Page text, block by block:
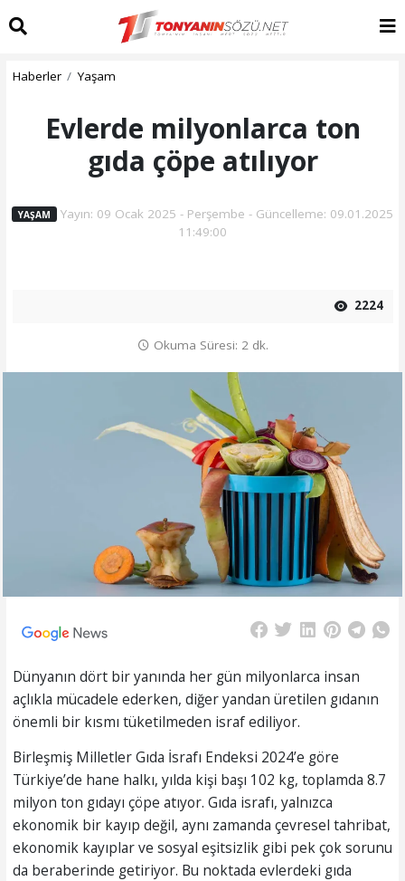
Haberler Yaşam
Evlerde milyonlarca ton
gıda çöpe atılıyor
YAŞAM Yayın: 09 Ocak 2025 - Perşembe - Güncelleme: 09.01.2025
11:49:00
2224
Okuma Süresi: 2 dk.
Dünyanın dört bir yanında her gün milyonlarca insan
açlıkla mücadele ederken, diğer yandan üretilen gıdanın
önemli bir kısmı tüketilmeden israf ediliyor.
Birleşmiş Milletler Gıda İsrafı Endeksi 2024’e göre
Türkiye’de hane halkı, yılda kişi başı 102 kg, toplamda 8.7
milyon ton gıdayı çöpe atıyor. Gıda israfı, yalnızca
ekonomik bir kayıp değil, aynı zamanda çevresel tahribat,
ekonomik kayıplar ve sosyal eşitsizlik gibi pek çok sorunu
da beraberinde getiriyor. Bu noktada evlerdeki gıda